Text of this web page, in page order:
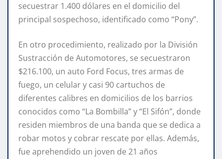
secuestrar 1.400 dólares en el domicilio del
principal sospechoso, identificado como “Pony”.
En otro procedimiento, realizado por la División
Sustracción de Automotores, se secuestraron
$216.100, un auto Ford Focus, tres armas de
fuego, un celular y casi 90 cartuchos de
diferentes calibres en domicilios de los barrios
conocidos como “La Bombilla” y “El Sifón”, donde
residen miembros de una banda que se dedica a
robar motos y cobrar rescate por ellas. Además,
fue aprehendido un joven de 21 años